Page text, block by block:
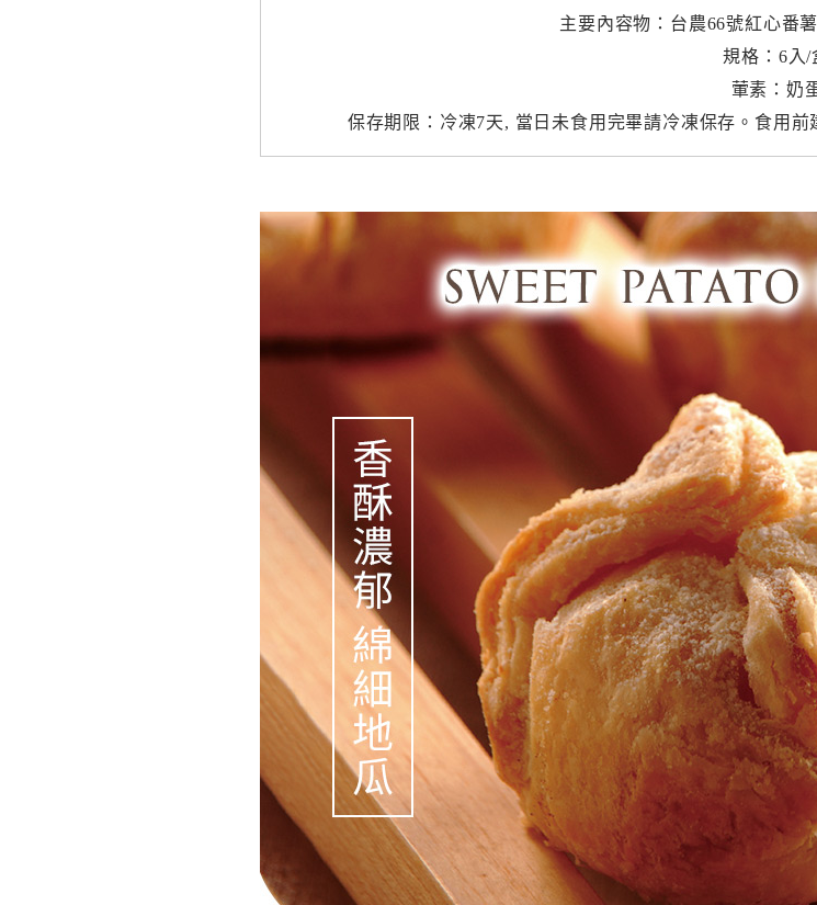
主要內容物：台農66號紅心番
規格：6入/
葷素：奶
保存期限：冷凍7天, 當日未食用完畢請冷凍保存。食用